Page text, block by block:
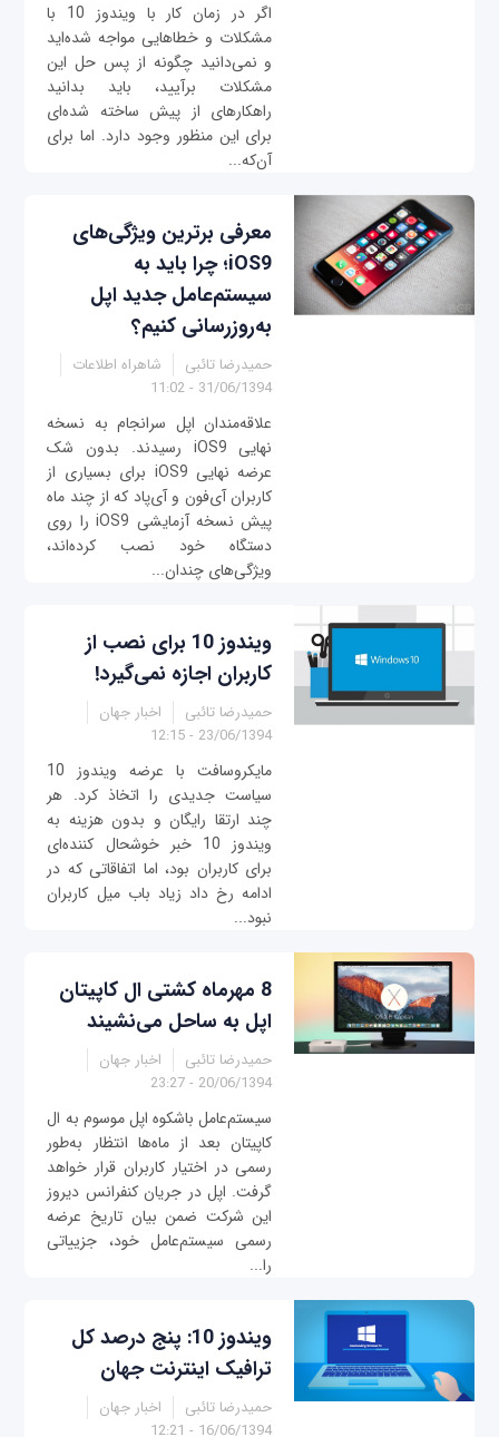
اگر در زمان کار با ویندوز 10 با
مشکلات و خطاهایی مواجه شده‌اید
و نمی‌دانید چگونه از پس حل این
مشکلات برآیید، باید بدانید
راهکارهای از پیش ساخته‌ شده‌ای
برای این منظور وجود دارد. اما برای
آن‌که...
معرفی برترین ویژگی‌های
iOS9؛ چرا باید به
سیستم‌عامل جدید اپل
به‌روزرسانی کنیم؟
حمیدرضا تائبی
شاهراه اطلاعات
31/06/1394 - 11:02
علاقه‌مندان اپل سرانجام به نسخه
نهایی iOS9 رسیدند. بدون شک
عرضه نهایی iOS9 برای بسیاری از
کاربران آی‌فون و آی‌پاد که از چند ماه
پیش نسخه آزمایشی iOS9 را روی
دستگاه خود نصب کرده‌اند،
ویژگی‌های چندان...
ویندوز 10 برای نصب از
کاربران اجازه نمی‌گیرد!
حمیدرضا تائبی
اخبار جهان
23/06/1394 - 12:15
مایکروسافت با عرضه ویندوز 10
سیاست‌ جدیدی را اتخاذ کرد. هر
چند ارتقا رایگان و بدون هزینه به
ویندوز 10 خبر خوشحال کننده‌ای
برای کاربران بود، اما اتفاقاتی که در
ادامه رخ داد زیاد باب میل کاربران
نبود...
8 مهرماه کشتی ال کاپیتان
اپل به ساحل می‌نشیند
حمیدرضا تائبی
اخبار جهان
20/06/1394 - 23:27
سیستم‌عامل باشکوه اپل موسوم به ال
کاپیتان بعد از ماه‌ها انتظار به‌طور
رسمی در اختیار کاربران قرار خواهد
گرفت. اپل در جریان کنفرانس دیروز
این شرکت ضمن بیان تاریخ عرضه
رسمی سیستم‌عامل خود، جزییاتی
را...
ویندوز 10: پنج درصد کل
ترافیک اینترنت جهان
حمیدرضا تائبی
اخبار جهان
16/06/1394 - 12:21